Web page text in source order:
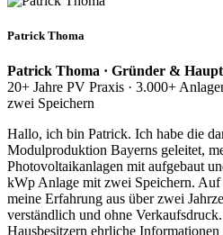
Patrick Thoma
Patrick Thoma · Gründer &
20+ Jahre PV Praxis · 3.000+
zwei Speichern
Hallo, ich bin Patrick. Ich habe die
Modulproduktion Bayerns geleitet,
Photovoltaikanlagen mit aufgebaut
kWp Anlage mit zwei Speichern.
meine Erfahrung aus über zwei
verständlich und ohne
Hausbesitzern ehrliche